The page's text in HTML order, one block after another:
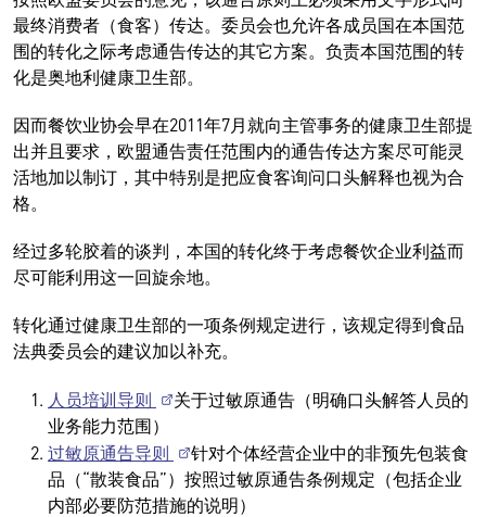
最终消费者（食客）传达。委员会也允许各成员国在本国范
围的转化之际考虑通告传达的其它方案。负责本国范围的转
化是奥地利健康卫生部。
因而餐饮业协会早在2011年7月就向主管事务的健康卫生部提
出并且要求，欧盟通告责任范围内的通告传达方案尽可能灵
活地加以制订，其中特别是把应食客询问口头解释也视为合
格。
经过多轮胶着的谈判，本国的转化终于考虑餐饮企业利益而
尽可能利用这一回旋余地。
转化通过健康卫生部的一项条例规定进行，该规定得到食品
法典委员会的建议加以补充。
人员培训导则
关于过敏原通告（明确口头解答人员的
业务能力范围）
过敏原通告导则
针对个体经营企业中的非预先包装食
品（“散装食品”）按照过敏原通告条例规定（包括企业
内部必要防范措施的说明）